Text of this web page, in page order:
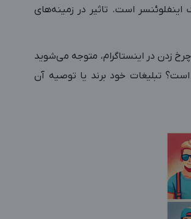
اینفلوئنسر است. تاثیر در زمینه‌های
زدن در اینستاگرام، متوجه می‌شوید
تبلیغات خود برند یا توصیه آن